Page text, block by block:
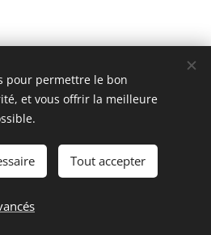
au panier
pour permettre le bon
et vous offrir la meilleure
Tout accepter